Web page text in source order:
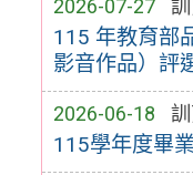
2026-07-27
115 年教育部
影音作品）評
2026-06-18
115學年度畢